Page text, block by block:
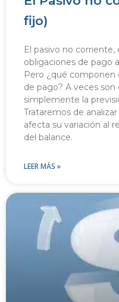
fijo)
El pasivo no corriente,
obligaciones de pago
Pero ¿qué componen
de pago? A veces son
simplemente la
Trataremos de
afecta su variación al
del balance.
LEER MÁS »